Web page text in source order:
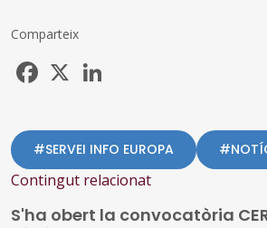
Comparteix
Facebook
#SERVEI INFO EUROPA
Contingut relacionat
S'ha obert la convocatòria